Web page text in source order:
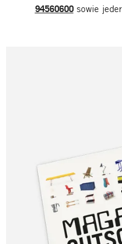
94560600sowie